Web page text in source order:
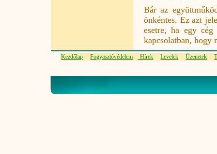
Bár az
önkéntes. Ez azt
esetre, ha egy
kapcsolatban, hogy
Kezdőlap Fogyasztóvédelem Hírek Levelek Üzenetek